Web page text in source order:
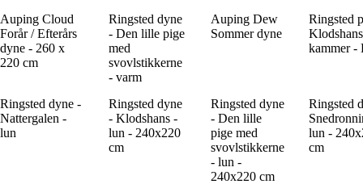
Auping Cloud
Forår / Efterårs
dyne - 260 x
220 cm
Ringsted dyne
- Den lille pige
med
svovlstikkerne
- varm
Auping Dew
Sommer dyne
Ringsted
kammer -
Ringsted dyne -
Nattergalen -
lun
Ringsted dyne
- Klodshans -
lun - 240x220
cm
Ringsted dyne
- Den lille
pige med
svovlstikkerne
- lun -
240x220 cm
Ringsted
lun -
cm